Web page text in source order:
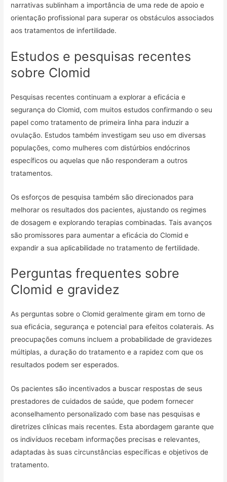
narrativas sublinham a importância de uma rede de apoio e
orientação profissional para superar os obstáculos associados
aos tratamentos de infertilidade.
Estudos e pesquisas recentes
sobre Clomid
Pesquisas recentes continuam a explorar a eficácia e
segurança do Clomid, com muitos estudos confirmando o seu
papel como tratamento de primeira linha para induzir a
ovulação. Estudos também investigam seu uso em diversas
populações, como mulheres com distúrbios endócrinos
específicos ou aquelas que não responderam a outros
tratamentos.
Os esforços de pesquisa também são direcionados para
melhorar os resultados dos pacientes, ajustando os regimes
de dosagem e explorando terapias combinadas. Tais avanços
são promissores para aumentar a eficácia do Clomid e
expandir a sua aplicabilidade no tratamento de fertilidade.
Perguntas frequentes sobre
Clomid e gravidez
As perguntas sobre o Clomid geralmente giram em torno de
sua eficácia, segurança e potencial para efeitos colaterais. As
preocupações comuns incluem a probabilidade de gravidezes
múltiplas, a duração do tratamento e a rapidez com que os
resultados podem ser esperados.
Os pacientes são incentivados a buscar respostas de seus
prestadores de cuidados de saúde, que podem fornecer
aconselhamento personalizado com base nas pesquisas e
diretrizes clínicas mais recentes. Esta abordagem garante que
os indivíduos recebam informações precisas e relevantes,
adaptadas às suas circunstâncias específicas e objetivos de
tratamento.